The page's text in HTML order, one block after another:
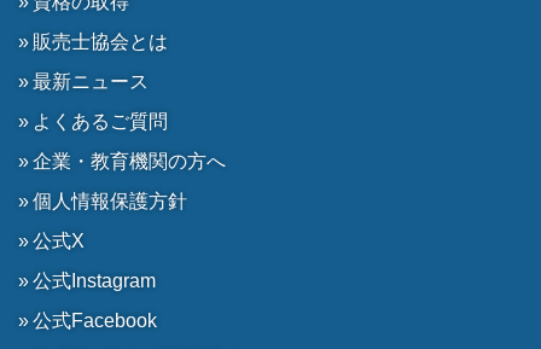
販売士協会とは
最新ニュース
よくあるご質問
企業・教育機関の方へ
個人情報保護方針
公式X
公式Instagram
公式Facebook